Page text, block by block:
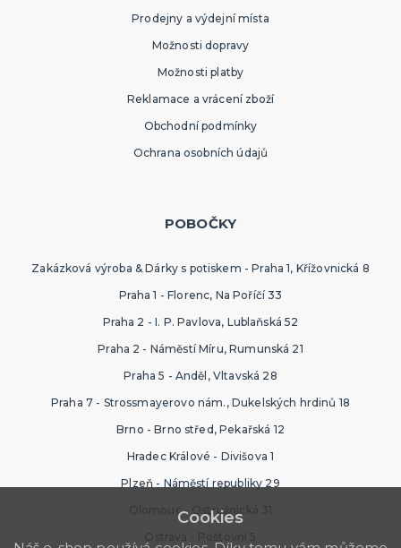
Prodejny a výdejní místa
Možnosti dopravy
Možnosti platby
Reklamace a vrácení zboží
Obchodní podmínky
Ochrana osobních údajů
POBOČKY
Zakázková výroba & Dárky s potiskem - Praha 1, Křížovnická 8
Praha 1 - Florenc, Na Poříčí 33
Praha 2 - I. P. Pavlova, Lublaňská 52
Praha 2 - Náměstí Míru, Rumunská 21
Praha 5 - Anděl, Vltavská 28
Praha 7 - Strossmayerovo nám., Dukelských hrdinů 18
Brno - Brno střed, Pekařská 12
Hradec Králové - Divišova 1
Plzeň - Náměstí republiky 29
Olomouc - Ostružnická 31
Ostrava - Poštovní 5
Cookies